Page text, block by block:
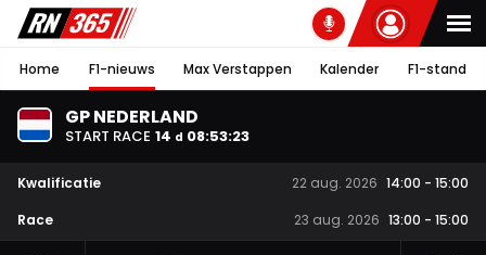
Home F1-nieuws Max Verstappen Kalender F1-stand
GP NEDERLAND
START RACE 14 d 08:53:23
Kwalificatie 22 aug. 2026 14:00 - 15:00
Race
23 aug. 2026 13:00 - 15:00